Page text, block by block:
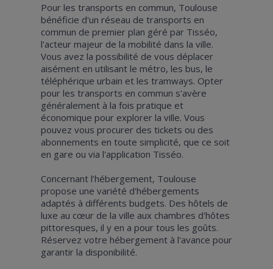
Pour les transports en commun, Toulouse
bénéficie d'un réseau de transports en
commun de premier plan géré par Tisséo,
l'acteur majeur de la mobilité dans la ville.
Vous avez la possibilité de vous déplacer
aisément en utilisant le métro, les bus, le
téléphérique urbain et les tramways. Opter
pour les transports en commun s'avère
généralement à la fois pratique et
économique pour explorer la ville. Vous
pouvez vous procurer des tickets ou des
abonnements en toute simplicité, que ce soit
en gare ou via l'application Tisséo.
Concernant l’hébergement, Toulouse
propose une variété d'hébergements
adaptés à différents budgets. Des hôtels de
luxe au cœur de la ville aux chambres d'hôtes
pittoresques, il y en a pour tous les goûts.
Réservez votre hébergement à l'avance pour
garantir la disponibilité.